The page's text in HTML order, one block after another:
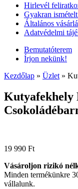
Hirlevél
Gyakran
Általános
Adatvédelmi
Bemutatóterem
Írjon nekünk!
Kezdőlap » Üzlet »
Kutyafekhely
19 990 Ft
Vásároljon rizikó
Minden termékünkre
vállalunk.